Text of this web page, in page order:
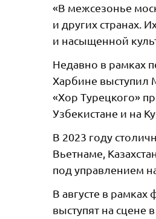
«В межсезонье
и других странах.
и насыщенной
Недавно в рамках
Харбине выступил
«Хор Турецкого»
Узбекистане и на
В 2023 году
Вьетнаме,
под управлением
В августе в
выступят на сцене